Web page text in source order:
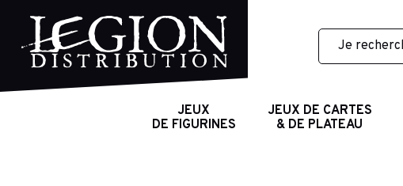
JEUX
DE FIGURINES
JEUX DE CARTES
& DE PLATEAU